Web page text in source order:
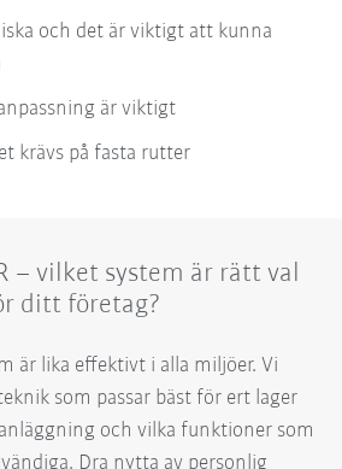
och det är viktigt att kunna
är viktigt
krävs på fasta rutter
– vilket system är rätt val
ditt företag?
är lika effektivt i alla miljöer. Vi
som passar bäst för ert lager
och vilka funktioner som
Dra nytta av personlig